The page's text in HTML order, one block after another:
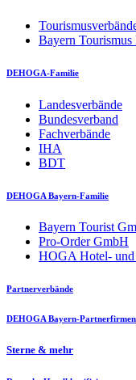
Bayern
DEHOGA-Familie
Landesverbände
Bundesverband
Fachverbände
IHA
BDT
DEHOGA Bayern-Familie
Bayern Tourist
Pro-Order GmbH
HOGA Hotel- und
Partnerverbände
DEHOGA Bayern-Partnerfirmen
Sterne & mehr